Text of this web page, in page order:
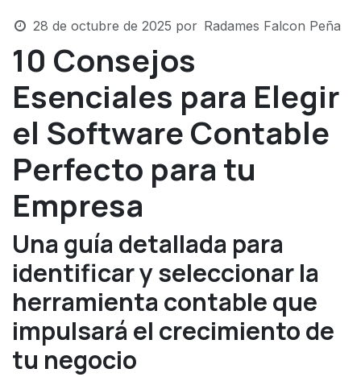
28 de octubre de 2025 por Radames Falcon Peña
10 Consejos
Esenciales para Elegir
el Software Contable
Perfecto para tu
Empresa
Una guía detallada para
identificar y seleccionar la
herramienta contable que
impulsará el crecimiento de
tu negocio